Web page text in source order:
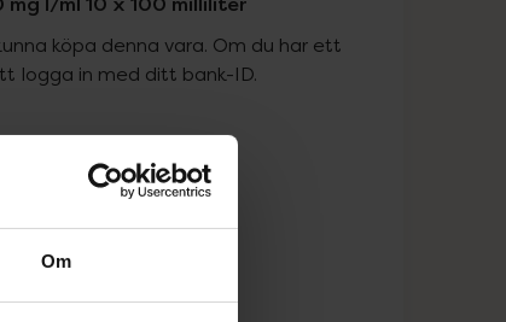
Om
köpa denna vara. Om du har ett
logga in med ditt bank-ID.
recept
gäller inte
kr
3694,18 kr